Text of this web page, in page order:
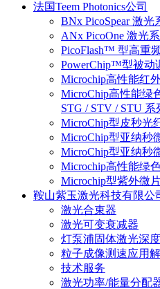
法国Teem Photonics公司
BNx PicoSpear 激光
ANx PicoOne 激光系
PicoFlash™ 型高重
PowerChip™型被动
Microchip高性能红
MicroChip高性能绿
STG / STV / STU 系
MicroChip型皮秒光
MicroChip型亚纳秒
MicroChip型亚纳秒
Microchip高性能绿
Microchip型紫外微
鞍山紫玉激光科技有限公
激光合束器
激光可变衰减器
灯泵浦固体激光深
粒子成像测速应用
技术服务
激光功率/能量分配